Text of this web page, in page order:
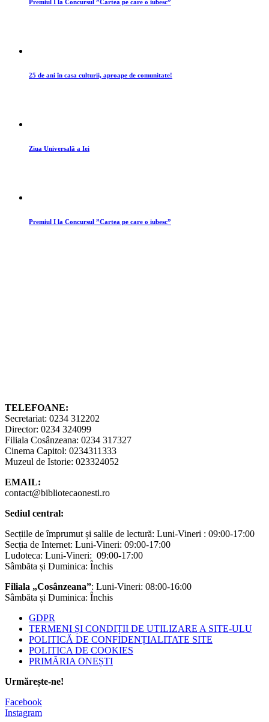
Un cititor de ecran este un software pentru utilizatorii nevăzători
trebuie să fie compatibile cu acesta.
Lupă text
Aliniază stânga
Aliniază centru
Aliniază dreapta
Ajustări vizuale
Mod întunecat
Mod luminos
Contrast mare
Saturație mică
Culoare text
Culoare titlu
Culoare fundal
Alte instrumente
Fară sunet
Ascunde imaginile
Tastatură virtuală
Ghid de citire
Fără animații
Mască citire
Evidențiază
Highlight Focus
Cursor mare negru
Cursor mare alb